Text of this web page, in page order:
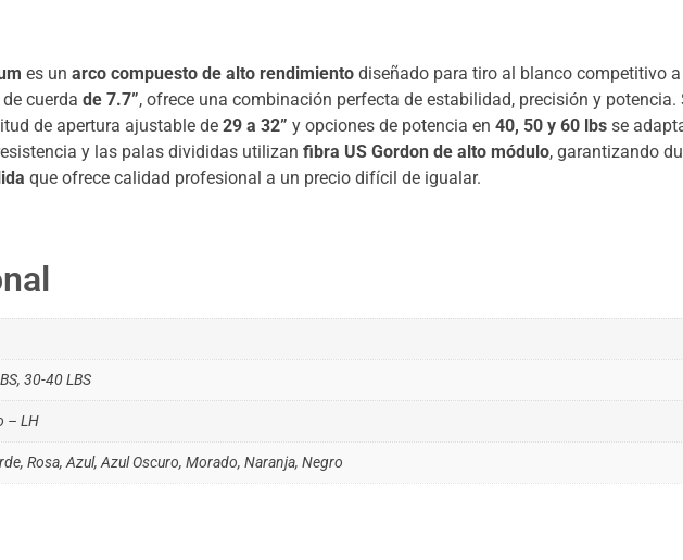
es un arco compuesto de alto rendimiento diseñado para tiro al blanco competitivo
cuerda de 7.7”, ofrece una combinación perfecta de estabilidad, precisión y potencia.
de apertura ajustable de 29 a 32” y opciones de potencia en 40, 50 y 60 lbs se
y las palas divididas utilizan fibra US Gordon de alto módulo, garantizando
que ofrece calidad profesional a un precio difícil de igualar.
30-40 LBS
– LH
Rosa, Azul, Azul Oscuro, Morado, Naranja, Negro